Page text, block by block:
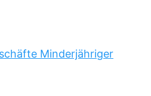
Minderjähriger